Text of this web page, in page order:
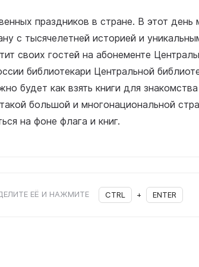
праздников в стране. В этот день
с тысячелетней историей и
своих гостей на абонементе
библиотекари Центральной
будет как взять книги для
большой и многонациональной
на фоне флага и книг.
ЕЁ И НАЖМИТЕ CTRL + ENTER